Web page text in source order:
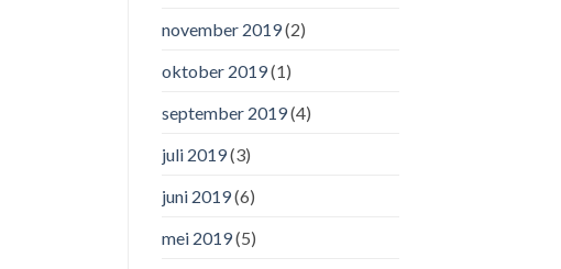
november 2019(2)
oktober 2019(1)
september 2019(4)
juli 2019(3)
juni 2019(6)
mei 2019(5)